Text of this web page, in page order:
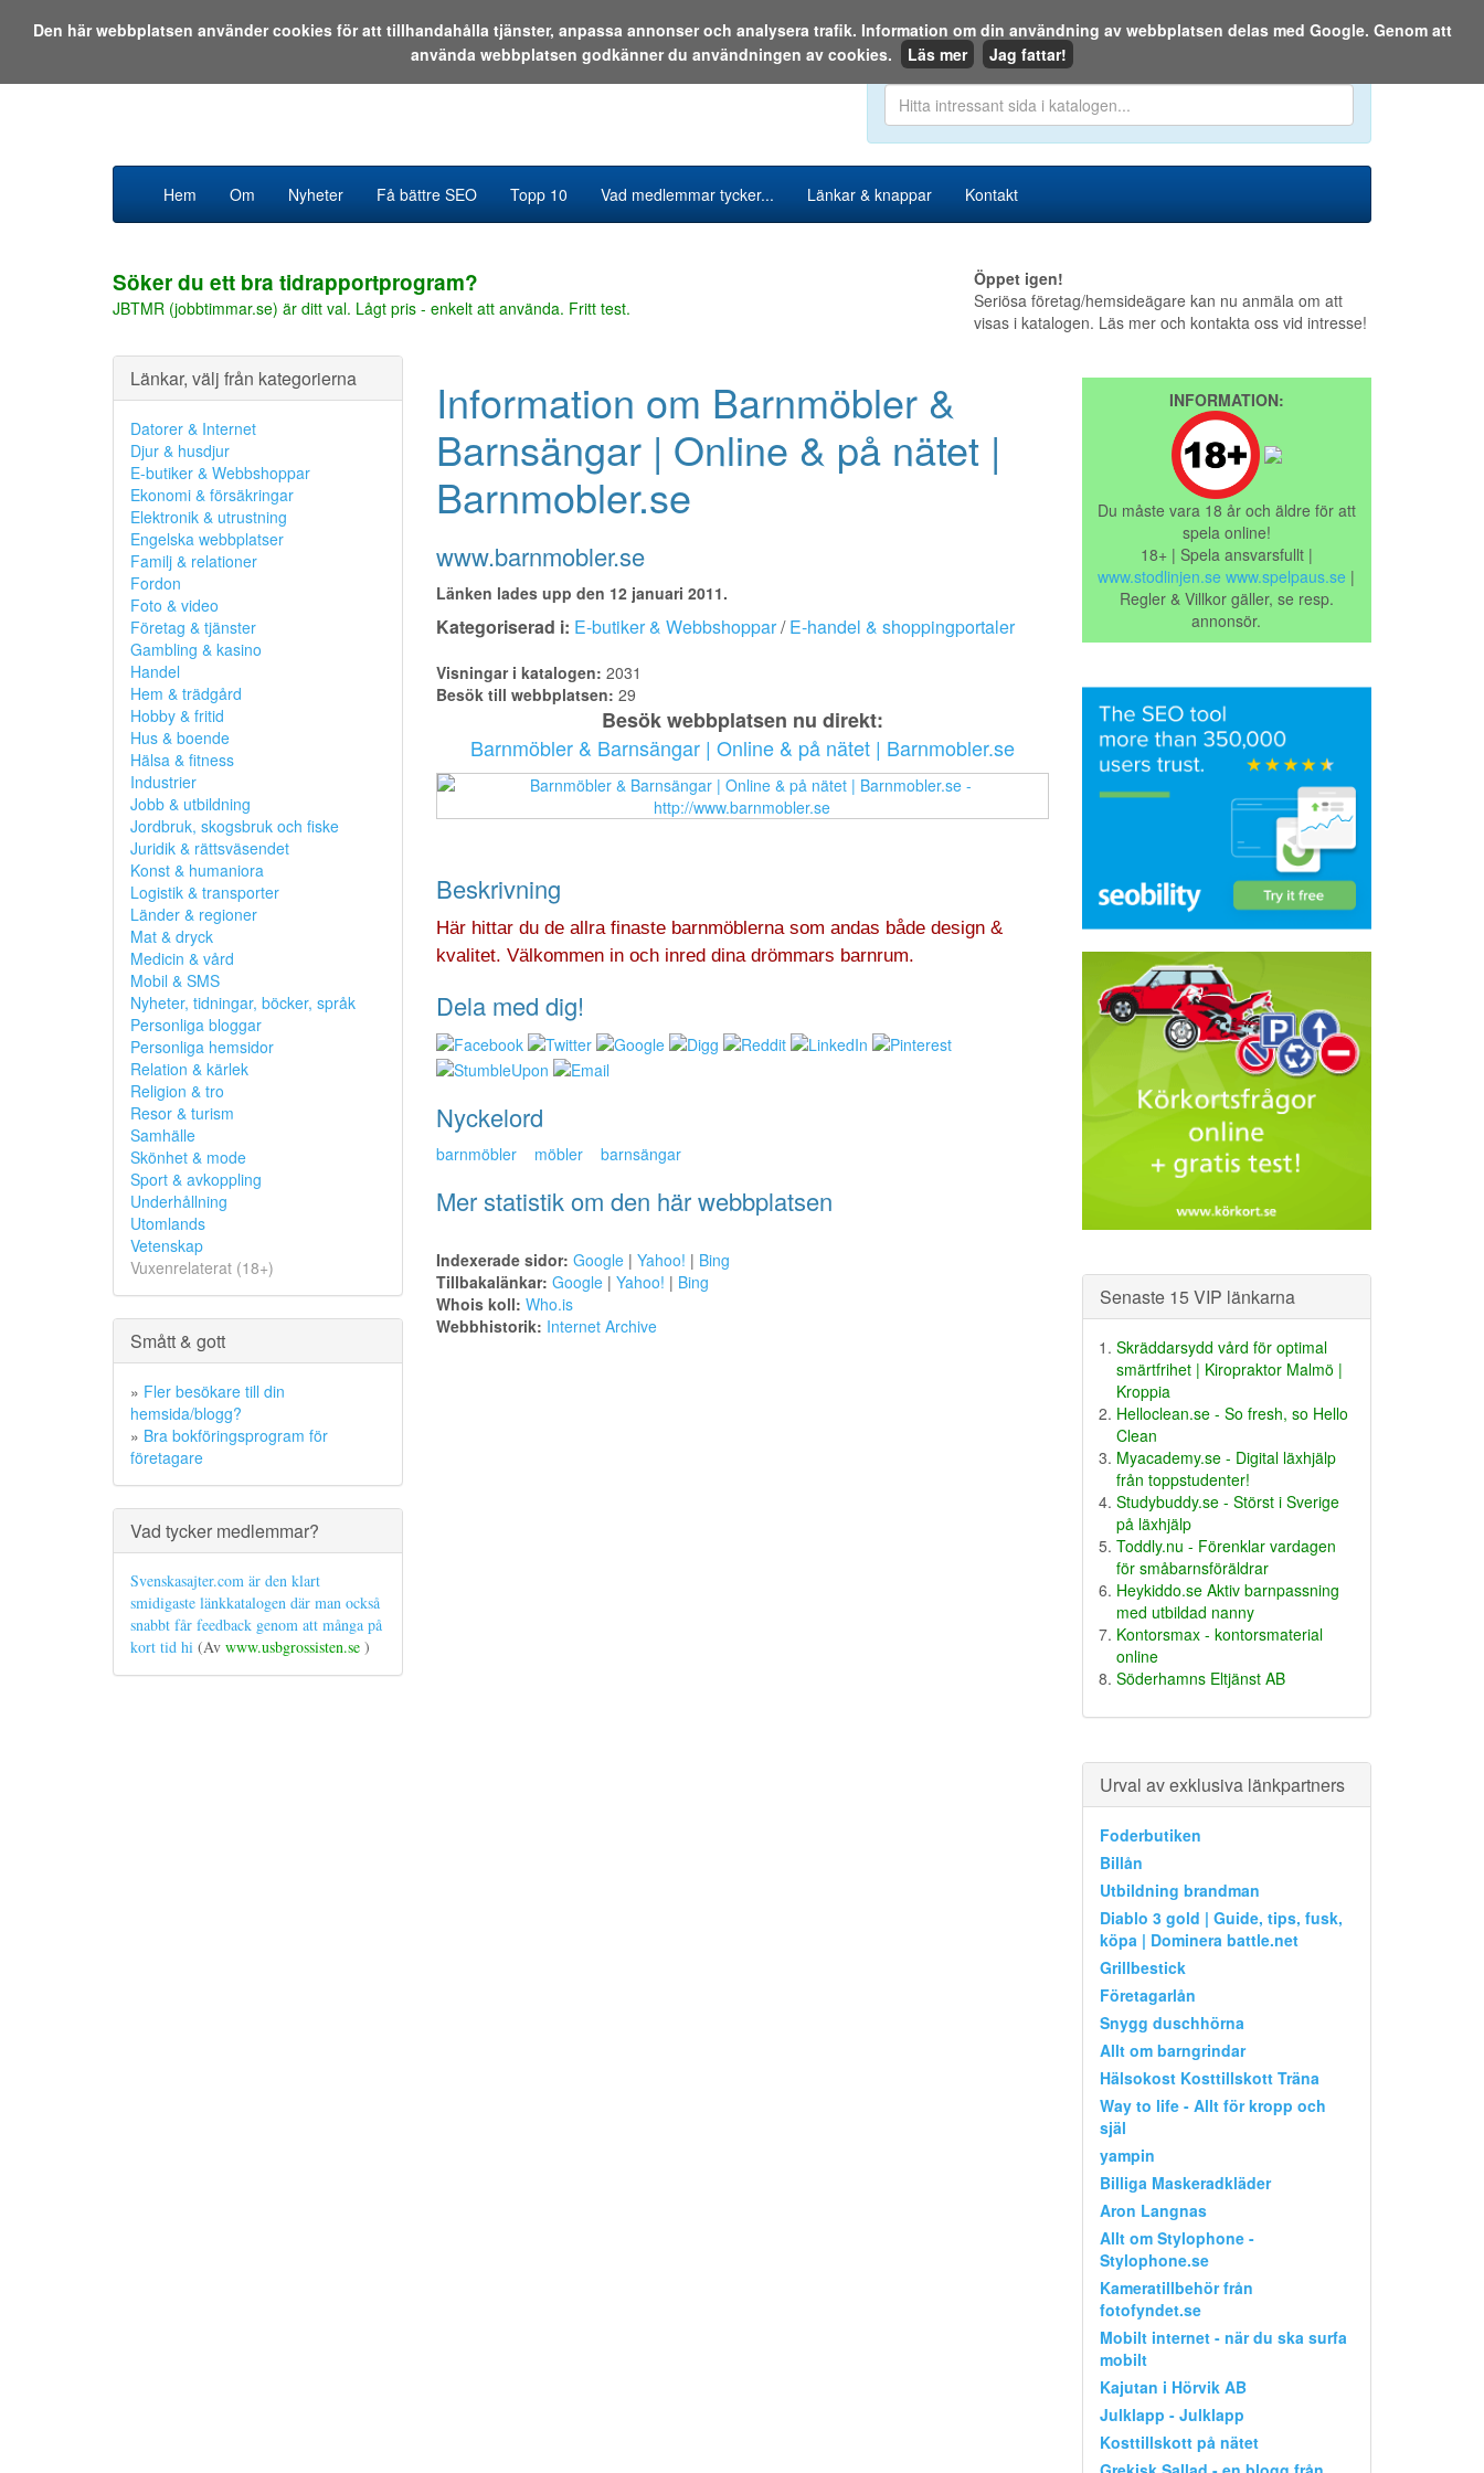
Den 9 augusti 2026
Sök i katalogen eller på webben:
Hem Om Nyheter Få bättre SEO Topp 10 Vad medlemmar tycker... Länkar & knappar Kontakt
Söker du ett bra tidrapportprogram?
JBTMR (jobbtimmar.se) är ditt val. Lågt pris - enkelt att använda. Fritt test.
Öppet igen!
Seriösa företag/hemsideägare kan nu anmäla om att
visas i katalogen. Läs mer och kontakta oss vid intresse!
Länkar, välj från kategorierna
Datorer & Internet
Djur & husdjur
E-butiker & Webbshoppar
Ekonomi & försäkringar
Elektronik & utrustning
Engelska webbplatser
Familj & relationer
Fordon
Foto & video
Företag & tjänster
Gambling & kasino
Handel
Hem & trädgård
Hobby & fritid
Hus & boende
Hälsa & fitness
Industrier
Jobb & utbildning
Jordbruk, skogsbruk och fiske
Juridik & rättsväsendet
Konst & humaniora
Logistik & transporter
Länder & regioner
Mat & dryck
Medicin & vård
Mobil & SMS
Nyheter, tidningar, böcker, språk
Personliga bloggar
Personliga hemsidor
Relation & kärlek
Religion & tro
Resor & turism
Samhälle
Skönhet & mode
Sport & avkoppling
Underhållning
Utomlands
Vetenskap
Vuxenrelaterat (18+)
Smått & gott
» Fler besökare till din
hemsida/blogg?
» Bra bokföringsprogram för
företagare
Vad tycker medlemmar?
Svenskasajter.com är den klart
smidigaste länkkatalogen där man också
snabbt får feedback genom att många på
kort tid hi (Av www.usbgrossisten.se )
Information om Barnmöbler &
Barnsängar | Online & på nätet |
Barnmobler.se
www.barnmobler.se
Länken lades upp den 12 januari 2011.
Kategoriserad i: E-butiker & Webbshoppar/E-handel & shoppingportaler
Visningar i katalogen: 2031
Besök till webbplatsen: 29
Besök webbplatsen nu direkt:
Barnmöbler & Barnsängar | Online & på nätet | Barnmobler.se
Beskrivning
Här hittar du de allra finaste barnmöblerna som andas både design &
kvalitet. Välkommen in och inred dina drömmars barnrum.
Dela med dig!
Nyckelord
barnmöbler möbler barnsängar
Mer statistik om den här webbplatsen
Indexerade sidor: Google| Yahoo! | Bing
Tillbakalänkar: Google| Yahoo! | Bing
Whois koll: Who.is
Webbhistorik: Internet Archive
INFORMATION:
Du måste vara 18 år och äldre för att
spela online!
18+ | Spela ansvarsfullt |
www.stodlinjen.se www.spelpaus.se |
Regler & Villkor gäller, se resp.
annonsör.
Senaste 15 VIP länkarna
Skräddarsydd vård för optimal
smärtfrihet | Kiropraktor Malmö |
Kroppia
Helloclean.se - So fresh, so Hello
Clean
Myacademy.se - Digital läxhjälp
från toppstudenter!
Studybuddy.se - Störst i Sverige
på läxhjälp
Toddly.nu - Förenklar vardagen
för småbarnsföräldrar
Heykiddo.se Aktiv barnpassning
med utbildad nanny
Kontorsmax - kontorsmaterial
online
Söderhamns Eltjänst AB
Urval av exklusiva länkpartners
Foderbutiken
Billån
Utbildning brandman
Diablo 3 gold | Guide, tips, fusk,
köpa | Dominera battle.net
Grillbestick
Företagarlån
Snygg duschhörna
Allt om barngrindar
Hälsokost Kosttillskott Träna
Way to life - Allt för kropp och
själ
yampin
Billiga Maskeradkläder
Aron Langnas
Allt om Stylophone -
Stylophone.se
Kameratillbehör från
fotofyndet.se
Mobilt internet - när du ska surfa
mobilt
Kajutan i Hörvik AB
Julklapp - Julklapp
Kosttillskott på nätet
Den här webbplatsen använder cookies för att tillhandahålla tjänster, anpassa annonser och analysera trafik. Information om din användning av webbplatsen delas med Google. Genom att
använda webbplatsen godkänner du användningen av cookies.
Läs mer Jag fattar!